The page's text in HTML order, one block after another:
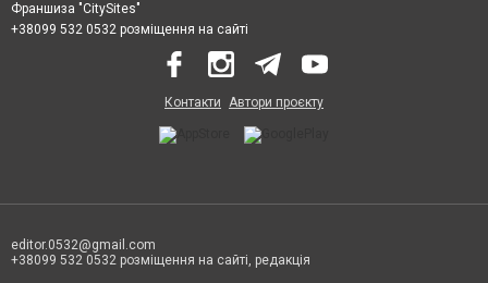
Франшиза "CitySites"
+38099 532 0532 розміщення на сайті
Контакти Автори проєкту
editor.0532@gmail.com
+38099 532 0532 розміщення на сайті, редакція